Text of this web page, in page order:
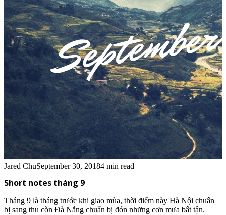
Jared ChuSeptember 30, 20184 min read
Short notes tháng 9
Tháng 9 là tháng trước khi giao mùa, thời điểm này Hà Nội chuẩn
bị sang thu còn Đà Nẵng chuẩn bị đón những cơn mưa bất tận.